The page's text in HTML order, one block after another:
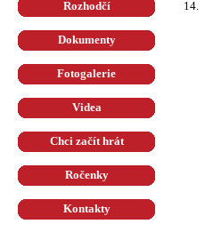
Rozhodčí
Dokumenty
Fotogalerie
Videa
Chci začít hrát
Ročenky
Kontakty
14.